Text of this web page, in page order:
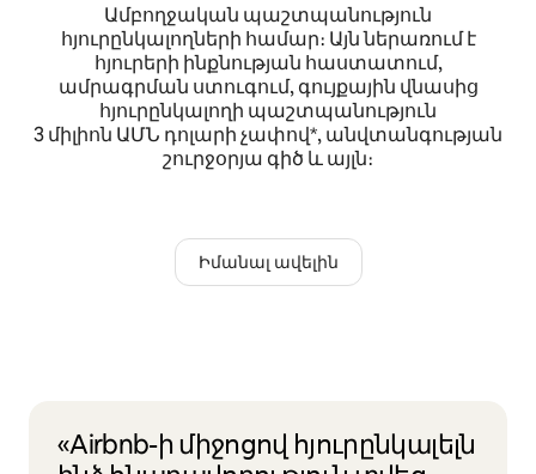
Ամբողջական պաշտպանություն
հյուրընկալողների համար։ Այն ներառում է
հյուրերի ինքնության հաստատում,
ամրագրման ստուգում, գույքային վնասից
հյուրընկալողի պաշտպանություն
3 միլիոն ԱՄՆ դոլարի չափով*, անվտանգության
շուրջօրյա գիծ և այլն։
Իմանալ ավելին
«Airbnb-ի միջոցով հյուրընկալելն